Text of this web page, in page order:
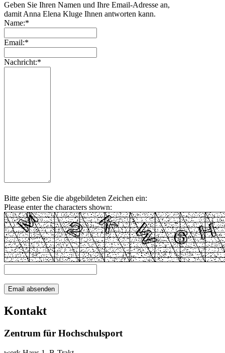
Geben Sie Ihren Namen und Ihre Email-Adresse an,
damit Anna Elena Kluge Ihnen antworten kann.
Name:*
Email:*
Nachricht:*
Bitte geben Sie die abgebildeten Zeichen ein:
Please enter the characters shown:
Kontakt
Zentrum für Hochschulsport